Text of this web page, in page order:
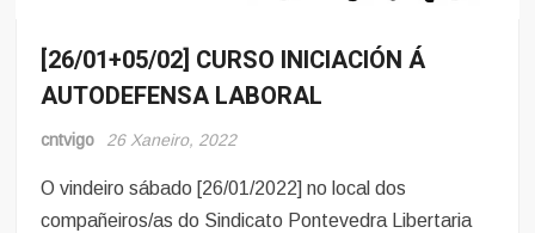
Eventos
[26/01+05/02] CURSO INICIACIÓN Á
AUTODEFENSA LABORAL
cntvigo 26 Xaneiro, 2022
O vindeiro sábado [26/01/2022] no local dos
compañeiros/as do Sindicato Pontevedra Libertaria